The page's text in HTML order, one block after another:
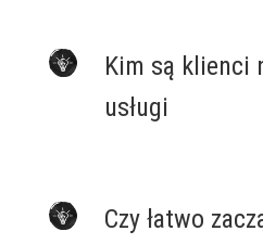
Kim są klienci
usługi
Czy łatwo